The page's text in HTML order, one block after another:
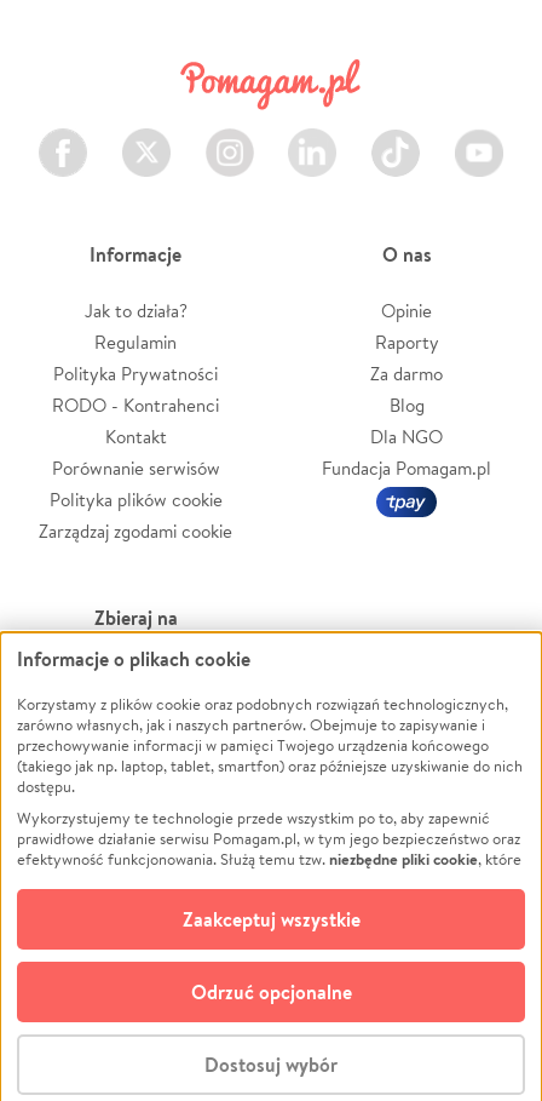
Stwórz zbiórkę - za darmo
Facebook Twitter Instagram LinkedIn TikTok Youtube
Informacje
Jak to działa?
Regulamin
Polityka Prywatności
RODO - Kontrahenci
Kontakt
Porównanie serwisów
Polityka plików cookie
Zarządzaj zgodami cookie
O nas
Opinie
Raporty
Za darmo
Blog
Dla NGO
Fundacja Pomagam.pl
Zbieraj na
Leczenie
Zwierzęta
Pożar
Ukraina
Pomoc Finansowa
Projekty
Pogrzeb
Społeczność lokalna
Kultura
Powódź
Wichura
NGO
Edukacja
Podróż
Impreza
Ochrona środowiska
Biznes
© CROWDING SP. Z O.O.
Informacje o plikach cookie
Korzystamy z plików cookie oraz podobnych rozwiązań technologicznych,
zarówno własnych, jak i naszych partnerów. Obejmuje to zapisywanie i
przechowywanie informacji w pamięci Twojego urządzenia końcowego
(takiego jak np. laptop, tablet, smartfon) oraz późniejsze uzyskiwanie do nich
dostępu.
Wykorzystujemy te technologie przede wszystkim po to, aby zapewnić
prawidłowe działanie serwisu Pomagam.pl, w tym jego bezpieczeństwo oraz
efektywność funkcjonowania. Służą temu tzw.niezbędne pliki cookie, które
opcjonalnych plików cookie
technologii do celów analitycznych i retargetingowych. Możesz wyrazić
zgodę na ich stosowanie lub jej odmówić. W dowolnym momencie masz
możliwość zmiany swoich preferencji na stronie „Zarządzaj zgodami cookie”,
do której link znajdziesz w stopce serwisu Pomagam.pl. Opcjonalne pliki
cookie wykorzystywane są w następujących celach:
działanie serwisu Pomagam.pl. Dzięki nim możemy zrozumieć, jak
użytkownicy korzystają z naszego serwisu – skąd trafiają do serwisu, jak
Dostosuj wybór
Odrzuć opcjonalne
Zaakceptuj wszystkie